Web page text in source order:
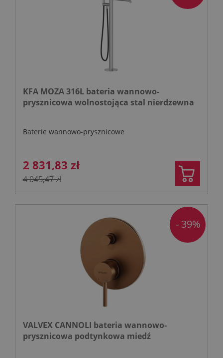
KFA MOZA 316L bateria wannowo-
prysznicowa wolnostojąca stal nierdzewna
Baterie wannowo-prysznicowe
2 831,83 zł
4 045,47 zł
VALVEX CANNOLI bateria wannowo-
prysznicowa podtynkowa miedź
- 39%